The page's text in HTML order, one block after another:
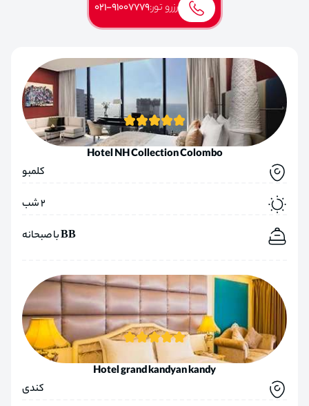
رزرو تور:021-91007779
Hotel NH Collection Colombo
کلمبو
2 شب
BB با صبحانه
Hotel grand kandyan kandy
کندی